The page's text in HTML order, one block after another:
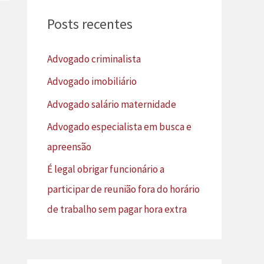
i
p
o
r
:
Posts recentes
Advogado criminalista
Advogado imobiliário
Advogado salário maternidade
Advogado especialista em busca e
apreensão
É legal obrigar funcionário a
participar de reunião fora do horário
de trabalho sem pagar hora extra